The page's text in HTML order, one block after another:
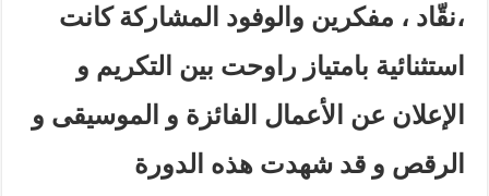
،نقّاد ، مفكرين والوفود المشاركةكانت
استثنائية بامتياز راوحت بين التكريم و
الإعلان عن الأعمال الفائزة و الموسيقى و
الرقص و قد شهدت هذه الدورة